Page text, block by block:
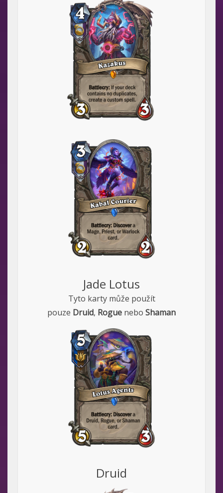
Jade Lotus
Tyto karty může použít
pouze Druid, Rogue nebo Shaman
Druid